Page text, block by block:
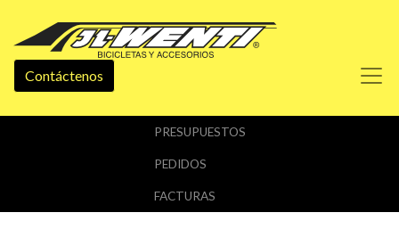
Contáctenos
PRESUPUESTOS
PEDIDOS
FACTURAS